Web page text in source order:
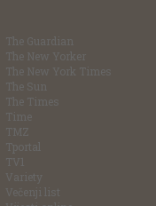
The Guardian
The New Yorker
The New York Times
The Sun
The Times
Time
TMZ
Tportal
TV1
Variety
Večenji list